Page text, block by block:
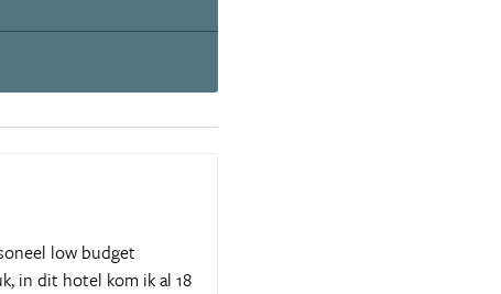
low budget
in dit hotel kom ik al 18